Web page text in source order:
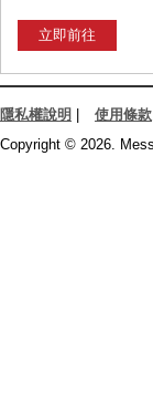
立即前往
隱私權說明 使用條款
Copyright © 2026.